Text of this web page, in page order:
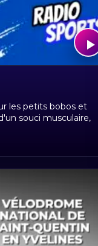
les petits bobos et
souci musculaire,